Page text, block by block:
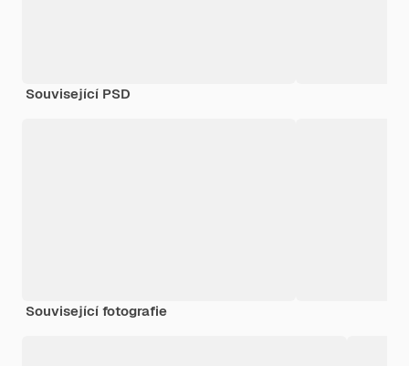
Související PSD
Související fotografie